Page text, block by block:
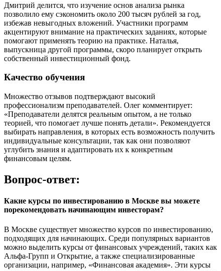
Дмитрий делится, что изучение основ анализа рынка
позволило ему сэкономить около 200 тысяч рублей за год,
избежав невыгодных вложений. Участники программ
акцентируют внимание на практических заданиях, которые
помогают применять теорию на практике. Наталья,
выпускница другой программы, скоро планирует открыть
собственный инвестиционный фонд.
Качество обучения
Множество отзывов подтверждают высокий
профессионализм преподавателей. Олег комментирует:
«Преподаватели делятся реальным опытом, а не только
теорией, что помогает лучше понять детали». Рекомендуется
выбирать направления, в которых есть возможность получить
индивидуальные консультации, так как они позволяют
углубить знания и адаптировать их к конкретным
финансовым целям.
Вопрос-ответ:
Какие курсы по инвестированию в Москве вы можете
порекомендовать начинающим инвесторам?
В Москве существует множество курсов по инвестированию,
подходящих для начинающих. Среди популярных вариантов
можно выделить курсы от финансовых учреждений, таких как
Альфа-Групп и Открытие, а также специализированные
организации, например, «Финансовая академия». Эти курсы